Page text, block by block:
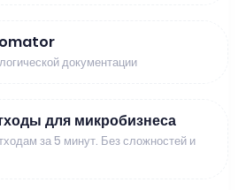
документации
для микробизнеса
за 5 минут. Без сложностей и